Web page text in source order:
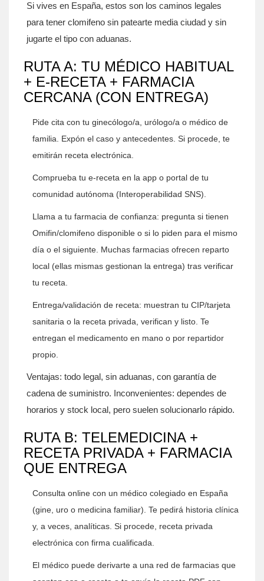
Si vives en España, estos son los caminos legales
para tener clomifeno sin patearte media ciudad y sin
jugarte el tipo con aduanas.
RUTA A: TU MÉDICO HABITUAL
+ E-RECETA + FARMACIA
CERCANA (CON ENTREGA)
Pide cita con tu ginecólogo/a, urólogo/a o médico de
familia. Expón el caso y antecedentes. Si procede, te
emitirán receta electrónica.
Comprueba tu e-receta en la app o portal de tu
comunidad autónoma (Interoperabilidad SNS).
Llama a tu farmacia de confianza: pregunta si tienen
Omifin/clomifeno disponible o si lo piden para el mismo
día o el siguiente. Muchas farmacias ofrecen reparto
local (ellas mismas gestionan la entrega) tras verificar
tu receta.
Entrega/validación de receta: muestran tu CIP/tarjeta
sanitaria o la receta privada, verifican y listo. Te
entregan el medicamento en mano o por repartidor
propio.
Ventajas: todo legal, sin aduanas, con garantía de
cadena de suministro. Inconvenientes: dependes de
horarios y stock local, pero suelen solucionarlo rápido.
RUTA B: TELEMEDICINA +
RECETA PRIVADA + FARMACIA
QUE ENTREGA
Consulta online con un médico colegiado en España
(gine, uro o medicina familiar). Te pedirá historia clínica
y, a veces, analíticas. Si procede, receta privada
electrónica con firma cualificada.
El médico puede derivarte a una red de farmacias que